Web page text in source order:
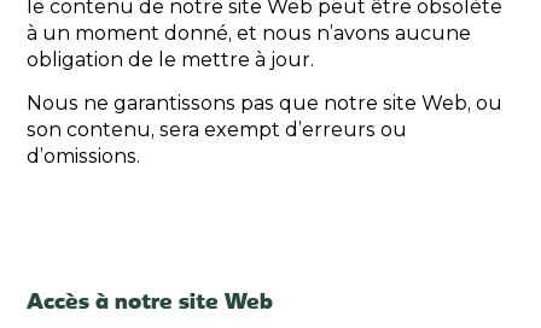
le contenu de notre site Web peut être obsolète
à un moment donné, et nous n’avons aucune
obligation de le mettre à jour.
Nous ne garantissons pas que notre site Web, ou
son contenu, sera exempt d’erreurs ou
d’omissions.
Accès à notre site Web